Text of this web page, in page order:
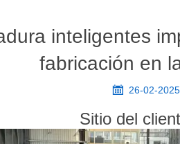
inteligentes
fabricación en
 26-02-2025
Sitio del